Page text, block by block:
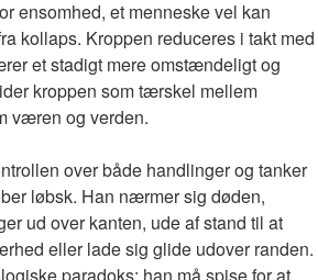
ensomhed, et menneske vel kan
kollaps. Kroppen reduceres i takt med
et stadigt mere omstændeligt og
kroppen som tærskel mellem
væren og verden.
over både handlinger og tanker
løbsk. Han nærmer sig døden,
ud over kanten, ude af stand til at
eller lade sig glide udover randen.
paradoks: han må spise for at